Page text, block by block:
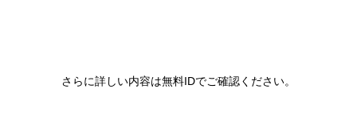
さらに詳しい内容は無料IDでご確認ください。